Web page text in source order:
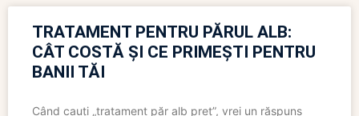
TRATAMENT PENTRU PĂRUL ALB:
CÂT COSTĂ ȘI CE PRIMEȘTI PENTRU
BANII TĂI
Când cauți „tratament păr alb preț”, vrei un răspuns